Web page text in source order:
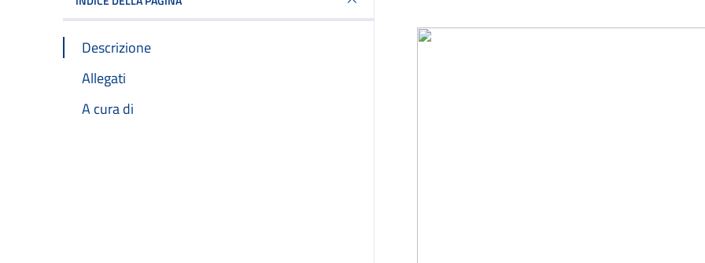
Descrizione
Allegati
A cura di